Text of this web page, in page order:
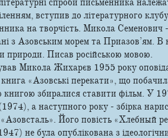
вступив до літературного
на творчість. Микола Семенович
з Азовським морем та Приазов’ям.
природи. Писав російською мовою.
Микола Жихарєв 1955 року
«Азовські перекати», що
книгою збиралися ставити фільм. У
а наступного року - збірка
Його повість «Хлебный
не була опублікована з